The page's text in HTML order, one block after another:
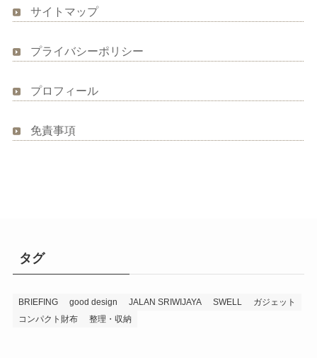
サイトマップ
プライバシーポリシー
プロフィール
免責事項
タグ
BRIEFING good design JALAN SRIWIJAYA SWELL
ガジェット
コンパクト財布
整理・収納